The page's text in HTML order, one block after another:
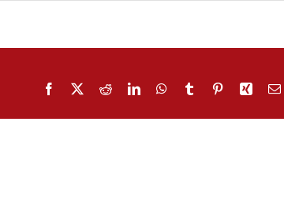
Facebook RedditLinkedInWhatsApp
Tumblr PinterestXing